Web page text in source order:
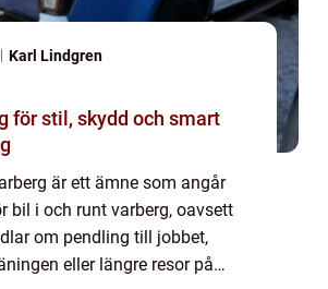
Karl Lindgren
för stil, skydd och smart
är ett ämne som angår
bil i och runt varberg, oavsett
om pendling till jobbet,
eller längre resor på